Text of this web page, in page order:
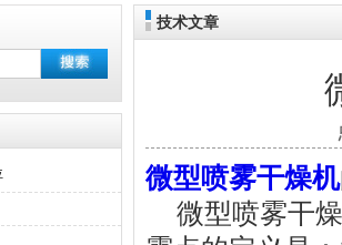
技术文章
微型喷雾干燥机
微型喷雾干燥